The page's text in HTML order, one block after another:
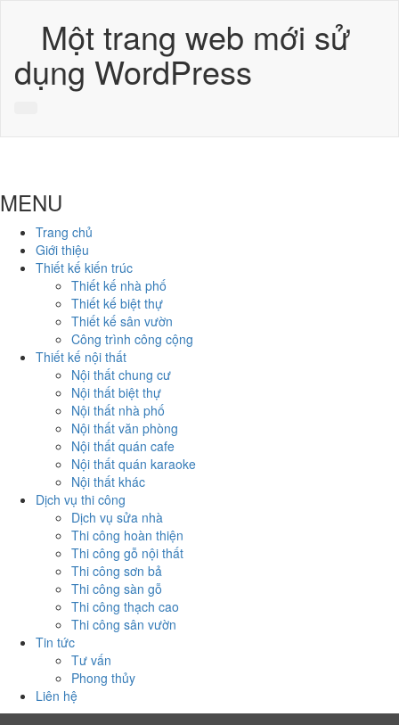
Một trang web mới sử
dụng WordPress
MENU
Trang chủ
Giới thiệu
Thiết kế kiến trúc
Thiết kế nhà phố
Thiết kế biệt thự
Thiết kế sân vườn
Công trình công cộng
Thiết kế nội thất
Nội thất chung cư
Nội thất biệt thự
Nội thất nhà phố
Nội thất văn phòng
Nội thất quán cafe
Nội thất quán karaoke
Nội thất khác
Dịch vụ thi công
Dịch vụ sửa nhà
Thi công hoàn thiện
Thi công gỗ nội thất
Thi công sơn bả
Thi công sàn gỗ
Thi công thạch cao
Thi công sân vườn
Tin tức
Tư vấn
Phong thủy
Liên hệ